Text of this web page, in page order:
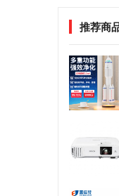
推荐商